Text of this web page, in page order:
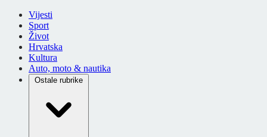
Vijesti
Sport
Život
Hrvatska
Kultura
Auto, moto & nautika
Ostale rubrike